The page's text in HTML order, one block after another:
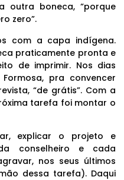
outra boneca, “porque
zero”.
com a capa indígena.
praticamente pronta e
de imprimir. Nos dias
pra convencer
“de grátis”. Com a
tarefa foi montar o
explicar o projeto e
conselheiro e cada
nos seus últimos
dessa tarefa). Daqui